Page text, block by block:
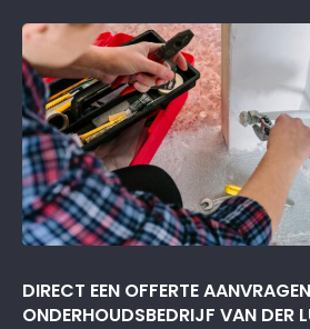
DIRECT EEN OFFERTE
ONDERHOUDSBEDRIJF VAN DER